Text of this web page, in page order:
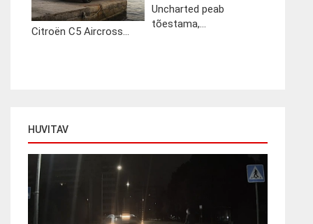
Citroën C5 Aircross...
Uncharted peab
tõestama,...
HUVITAV